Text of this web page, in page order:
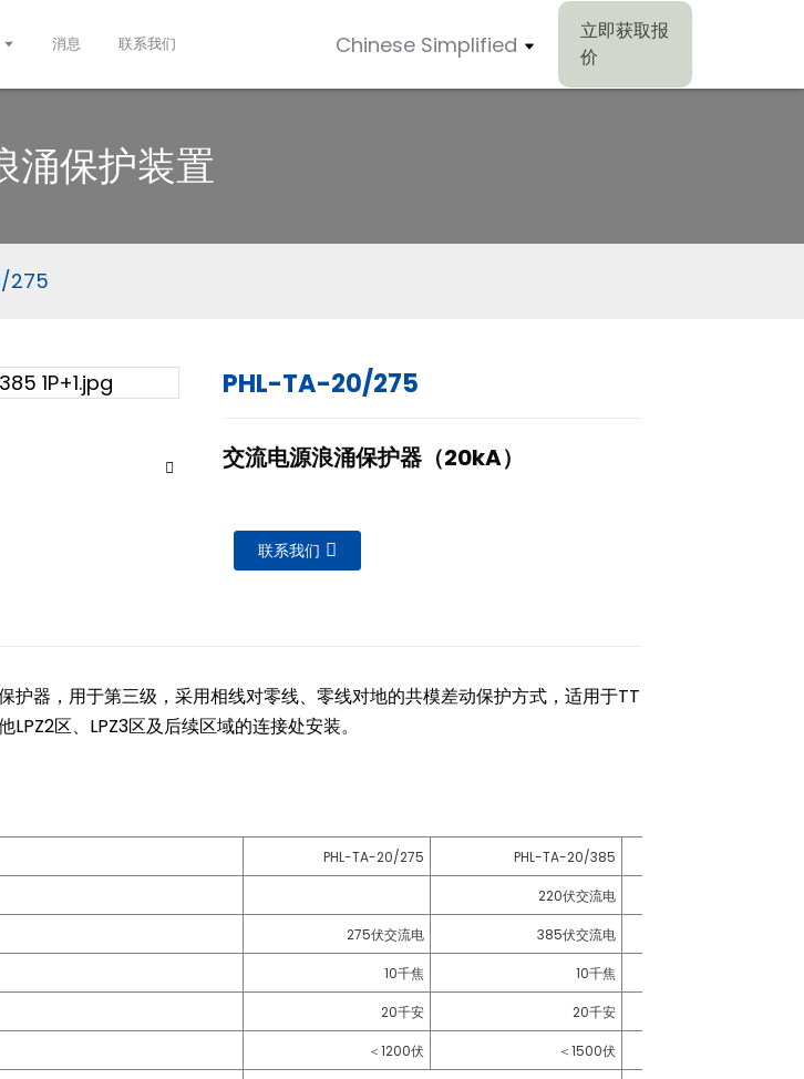
消息 联系我们 Chinese Simplified
立即获取报
价
涌保护装置
275
PHL-TA-20/275
交流电源浪涌保护器（20kA）
联系我们
护器，用于第三级，采用相线对零线、零线对地的共模差动保护方式，适用于TT
区、LPZ3区及后续区域的连接处安装。
PHL-TA-20/275 PHL-TA-20/385
220伏交流电
275伏交流电 385伏交流电
10千焦 10千焦
20千安 20千安
＜1200伏 ＜1500伏